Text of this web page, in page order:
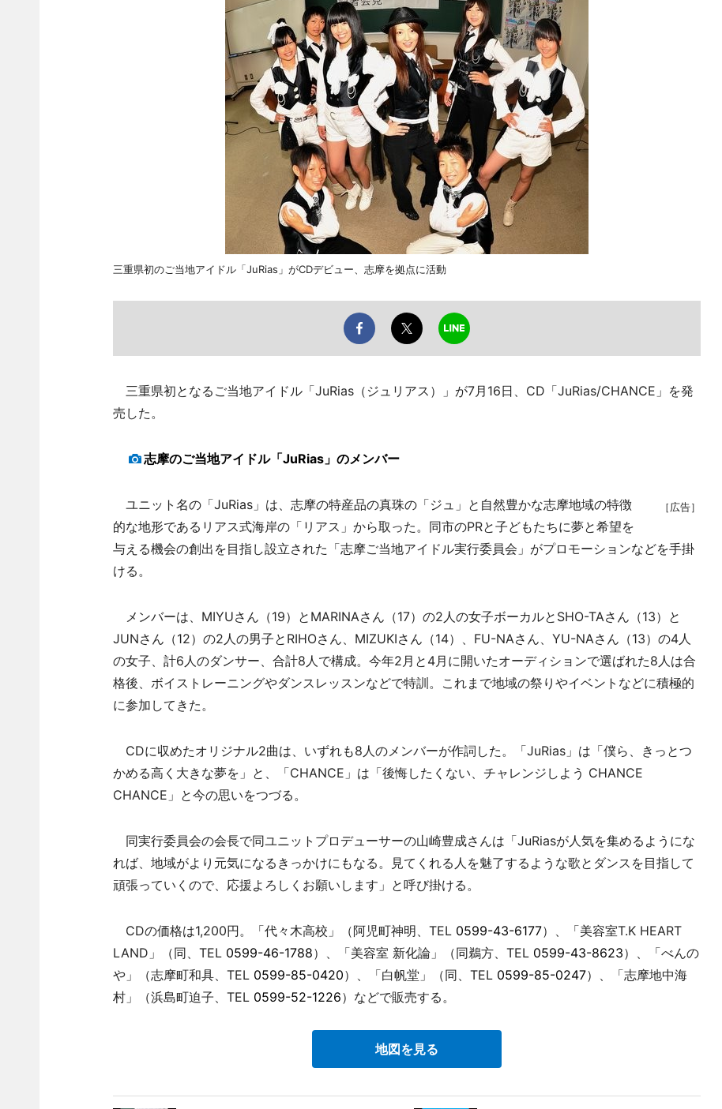
三重県初のご当地アイドル「JuRias」がCDデビュー、志摩を拠点に活動
三重県初となるご当地アイドル「JuRias（ジュリアス）」が7月16日、CD「JuRias/CHANCE」を発
売した。
志摩のご当地アイドル「JuRias」のメンバー
［広告］
ユニット名の「JuRias」は、志摩の特産品の真珠の「ジュ」と自然豊かな志摩地域の特徴
的な地形であるリアス式海岸の「リアス」から取った。同市のPRと子どもたちに夢と希望を
与える機会の創出を目指し設立された「志摩ご当地アイドル実行委員会」がプロモーションなどを手掛
ける。
メンバーは、MIYUさん（19）とMARINAさん（17）の2人の女子ボーカルとSHO-TAさん（13）と
JUNさん（12）の2人の男子とRIHOさん、MIZUKIさん（14）、FU-NAさん、YU-NAさん（13）の4人
の女子、計6人のダンサー、合計8人で構成。今年2月と4月に開いたオーディションで選ばれた8人は合
格後、ボイストレーニングやダンスレッスンなどで特訓。これまで地域の祭りやイベントなどに積極的
に参加してきた。
CDに収めたオリジナル2曲は、いずれも8人のメンバーが作詞した。「JuRias」は「僕ら、きっとつ
かめる高く大きな夢を」と、「CHANCE」は「後悔したくない、チャレンジしよう CHANCE
CHANCE」と今の思いをつづる。
同実行委員会の会長で同ユニットプロデューサーの山崎豊成さんは「JuRiasが人気を集めるようにな
れば、地域がより元気になるきっかけにもなる。見てくれる人を魅了するような歌とダンスを目指して
頑張っていくので、応援よろしくお願いします」と呼び掛ける。
CDの価格は1,200円。「代々木高校」（阿児町神明、TEL 0599-43-6177）、「美容室T.K HEART
LAND」（同、TEL 0599-46-1788）、「美容室 新化論」（同鵜方、TEL 0599-43-8623）、「べんの
や」（志摩町和具、TEL 0599-85-0420）、「白帆堂」（同、TEL 0599-85-0247）、「志摩地中海
村」（浜島町迫子、TEL 0599-52-1226）などで販売する。
地図を見る